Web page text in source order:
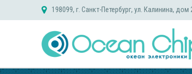
198099, г. Санкт-Петербург, ул. Калинина, дом